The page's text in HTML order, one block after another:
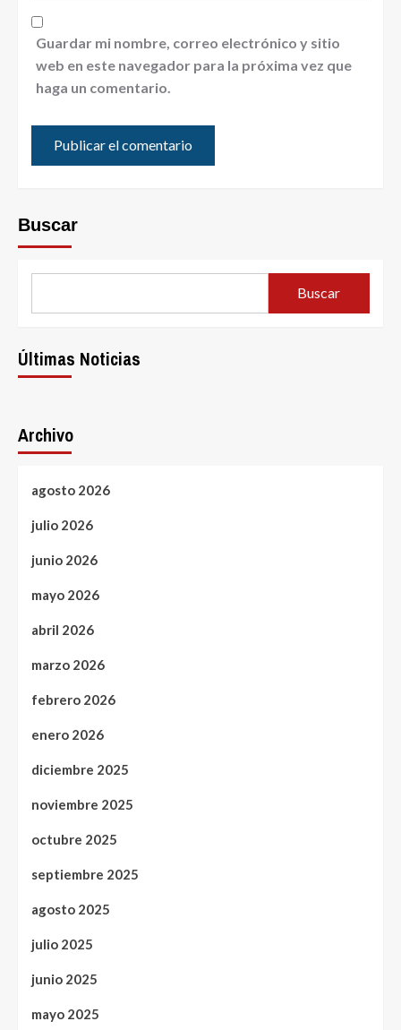
Guardar mi nombre, correo electrónico y sitio
web en este navegador para la próxima vez que
haga un comentario.
Buscar
Buscar
Últimas Noticias
Archivo
agosto 2026
julio 2026
junio 2026
mayo 2026
abril 2026
marzo 2026
febrero 2026
enero 2026
diciembre 2025
noviembre 2025
octubre 2025
septiembre 2025
agosto 2025
julio 2025
junio 2025
mayo 2025